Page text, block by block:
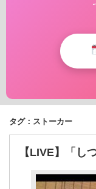
タグ：ストーカー
【LIVE】「し